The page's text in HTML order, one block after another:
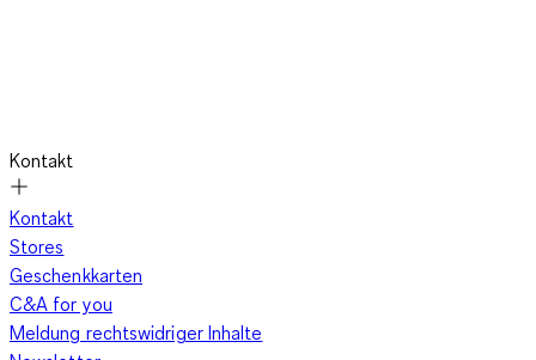
Kontakt
Kontakt
Stores
Geschenkkarten
C&A for you
Meldung rechtswidriger Inhalte